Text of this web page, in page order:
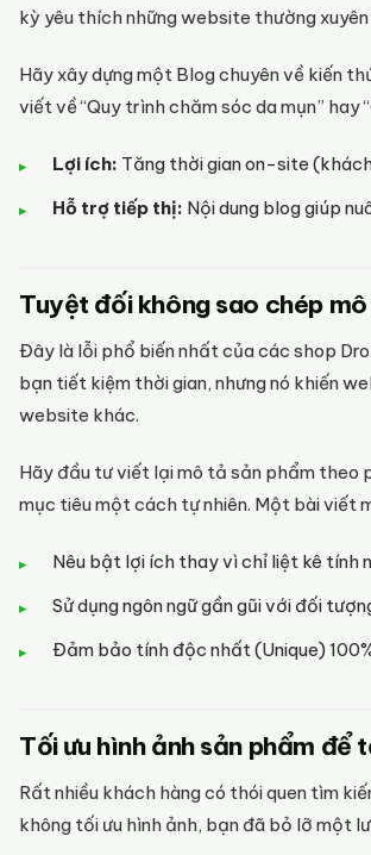
kỳ yêu thích những website thường
Hãy xây dựng một Blog chuyên về kiến
viết về “Quy trình chăm sóc da mụn”
Lợi ích: Tăng thời gian on-site
Hỗ trợ tiếp thị: Nội dung blog giúp
Tuyệt đối không sao chép
Đây là lỗi phổ biến nhất của các shop
bạn tiết kiệm thời gian, nhưng nó khiến
website khác.
Hãy đầu tư viết lại mô tả sản phẩm theo
mục tiêu một cách tự nhiên. Một bài viết
Nêu bật lợi ích thay vì chỉ liệt kê tính
Sử dụng ngôn ngữ gần gũi với đối
Đảm bảo tính độc nhất (Unique)
Tối ưu hình ảnh sản phẩm để
Rất nhiều khách hàng có thói quen tìm
không tối ưu hình ảnh, bạn đã bỏ lỡ một